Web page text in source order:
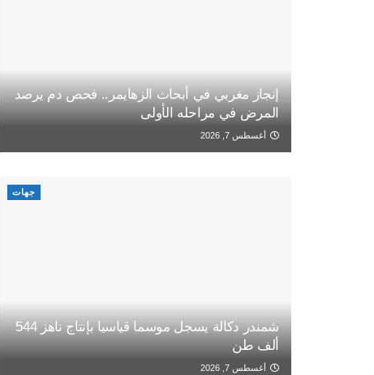
إنجاز مغربي في أبحاث الزهايمر.. فحص دم يرصد
المرض في مراحله الأولى
أغسطس 7, 2026
جهات
شمندر دكالة يسجل موسما قياسيا بإنتاج ناهز 544
ألف طن
أغسطس 7, 2026